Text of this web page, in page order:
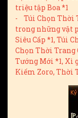
triệu tập Boa *1
- Túi Chọn Thời
trong những vật
Siêu Cấp *1, Túi
Chọn Thời Trang
Tướng Mới *1, Xì
Kiếm Zoro, Thời